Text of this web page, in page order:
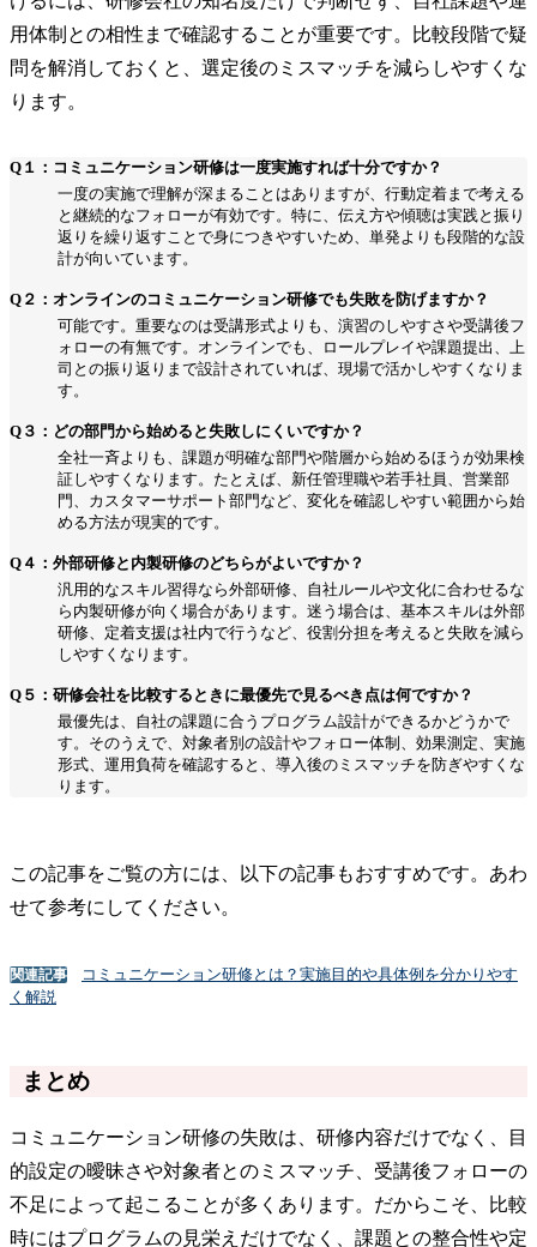
用体制との相性まで確認することが重要です。比較段階で疑
問を解消しておくと、選定後のミスマッチを減らしやすくな
ります。
Q１：コミュニケーション研修は一度実施すれば十分ですか？
一度の実施で理解が深まることはありますが、行動定着まで考える
と継続的なフォローが有効です。特に、伝え方や傾聴は実践と振り
返りを繰り返すことで身につきやすいため、単発よりも段階的な設
計が向いています。
Q２：オンラインのコミュニケーション研修でも失敗を防げますか？
可能です。重要なのは受講形式よりも、演習のしやすさや受講後フ
ォローの有無です。オンラインでも、ロールプレイや課題提出、上
司との振り返りまで設計されていれば、現場で活かしやすくなりま
す。
Q３：どの部門から始めると失敗しにくいですか？
全社一斉よりも、課題が明確な部門や階層から始めるほうが効果検
証しやすくなります。たとえば、新任管理職や若手社員、営業部
門、カスタマーサポート部門など、変化を確認しやすい範囲から始
める方法が現実的です。
Q４：外部研修と内製研修のどちらがよいですか？
汎用的なスキル習得なら外部研修、自社ルールや文化に合わせるな
ら内製研修が向く場合があります。迷う場合は、基本スキルは外部
研修、定着支援は社内で行うなど、役割分担を考えると失敗を減ら
しやすくなります。
Q５：研修会社を比較するときに最優先で見るべき点は何ですか？
最優先は、自社の課題に合うプログラム設計ができるかどうかで
す。そのうえで、対象者別の設計やフォロー体制、効果測定、実施
形式、運用負荷を確認すると、導入後のミスマッチを防ぎやすくな
ります。
この記事をご覧の方には、以下の記事もおすすめです。あわ
せて参考にしてください。
関連記事
コミュニケーション研修とは？実施目的や具体例を分かりやす
く解説
まとめ
コミュニケーション研修の失敗は、研修内容だけでなく、目
的設定の曖昧さや対象者とのミスマッチ、受講後フォローの
不足によって起こることが多くあります。だからこそ、比較
時にはプログラムの見栄えだけでなく、課題との整合性や定